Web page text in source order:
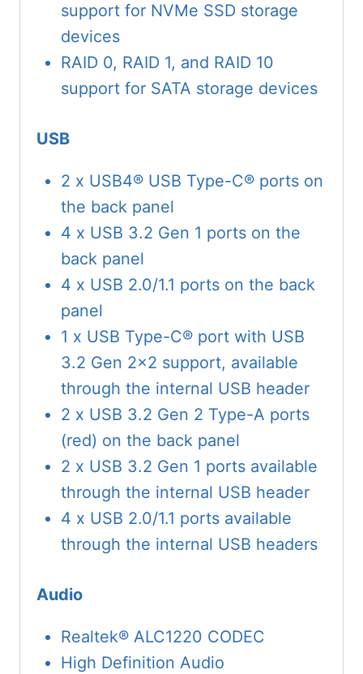
support for NVMe SSD storage
devices
RAID 0, RAID 1, and RAID 10
support for SATA storage devices
USB
2 x USB4® USB Type-C® ports on
the back panel
4 x USB 3.2 Gen 1 ports on the
back panel
4 x USB 2.0/1.1 ports on the back
panel
1 x USB Type-C® port with USB
3.2 Gen 2×2 support, available
through the internal USB header
2 x USB 3.2 Gen 2 Type-A ports
(red) on the back panel
2 x USB 3.2 Gen 1 ports available
through the internal USB header
4 x USB 2.0/1.1 ports available
through the internal USB headers
Audio
Realtek® ALC1220 CODEC
High Definition Audio